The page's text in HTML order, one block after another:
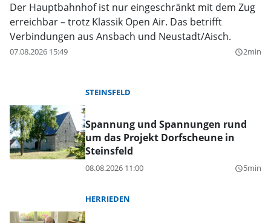
Der Hauptbahnhof ist nur eingeschränkt mit dem Zug
erreichbar – trotz Klassik Open Air. Das betrifft
Verbindungen aus Ansbach und Neustadt/Aisch.
07.08.2026 15:49 query_builder2min
STEINSFELD
Spannung und Spannungen rund
um das Projekt Dorfscheune in
Steinsfeld
08.08.2026 11:00 query_builder5min
HERRIEDEN